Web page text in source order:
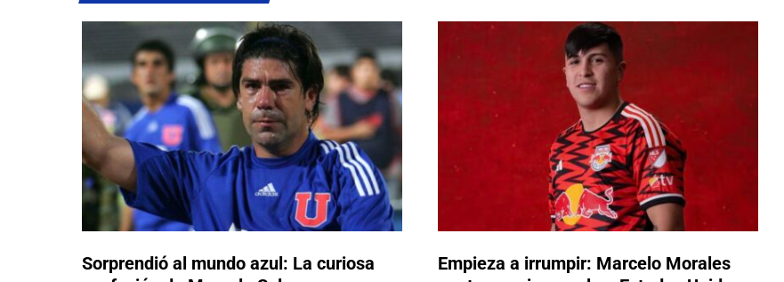
Sorprendió al mundo azul: La curiosa
Empieza a irrumpir: Marcelo Morales